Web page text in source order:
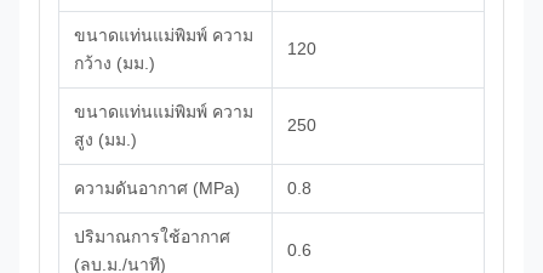
ขนาดแท่นแม่พิมพ์ ความ
กว้าง (มม.)
120
ขนาดแท่นแม่พิมพ์ ความ
สูง (มม.)
250
ความดันอากาศ (MPa) 0.8
ปริมาณการใช้อากาศ
(ลบ.ม./นาที)
0.6